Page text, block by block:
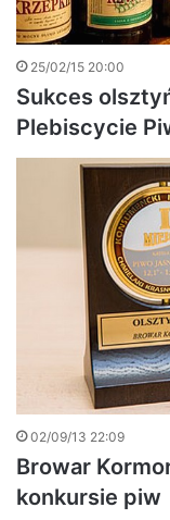
25/02/15 20:00
Sukces
Plebiscycie
02/09/13 22:09
Browar
konkursie piw